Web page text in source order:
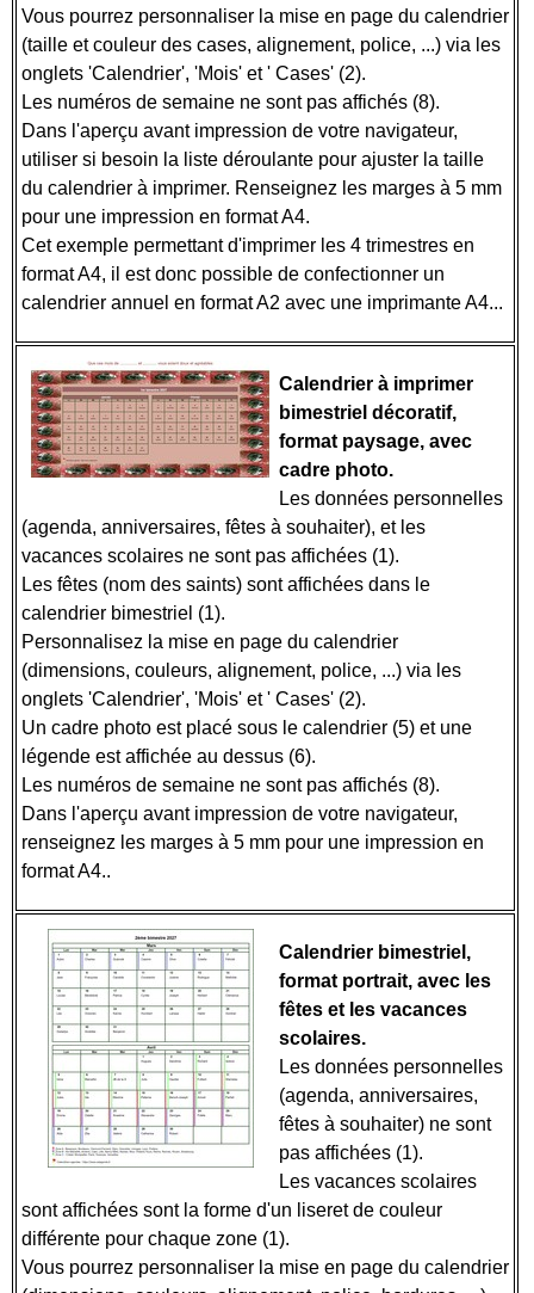
Vous pourrez personnaliser la mise en page du calendrier
(taille et couleur des cases, alignement, police, ...) via les
onglets 'Calendrier', 'Mois' et ' Cases' (2).
Les numéros de semaine ne sont pas affichés (8).
Dans l'aperçu avant impression de votre navigateur,
utiliser si besoin la liste déroulante pour ajuster la taille
du calendrier à imprimer. Renseignez les marges à 5 mm
pour une impression en format A4.
Cet exemple permettant d'imprimer les 4 trimestres en
format A4, il est donc possible de confectionner un
calendrier annuel en format A2 avec une imprimante A4...
Calendrier à imprimer
bimestriel décoratif,
format paysage, avec
cadre photo.
Les données personnelles
(agenda, anniversaires, fêtes à souhaiter), et les
vacances scolaires ne sont pas affichées (1).
Les fêtes (nom des saints) sont affichées dans le
calendrier bimestriel (1).
Personnalisez la mise en page du calendrier
(dimensions, couleurs, alignement, police, ...) via les
onglets 'Calendrier', 'Mois' et ' Cases' (2).
Un cadre photo est placé sous le calendrier (5) et une
légende est affichée au dessus (6).
Les numéros de semaine ne sont pas affichés (8).
Dans l'aperçu avant impression de votre navigateur,
renseignez les marges à 5 mm pour une impression en
format A4..
Calendrier bimestriel,
format portrait, avec les
fêtes et les vacances
scolaires.
Les données personnelles
(agenda, anniversaires,
fêtes à souhaiter) ne sont
pas affichées (1).
Les vacances scolaires
sont affichées sont la forme d'un liseret de couleur
différente pour chaque zone (1).
Vous pourrez personnaliser la mise en page du calendrier